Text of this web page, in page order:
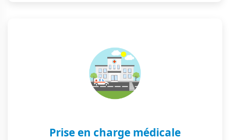
Prise en charge médicale